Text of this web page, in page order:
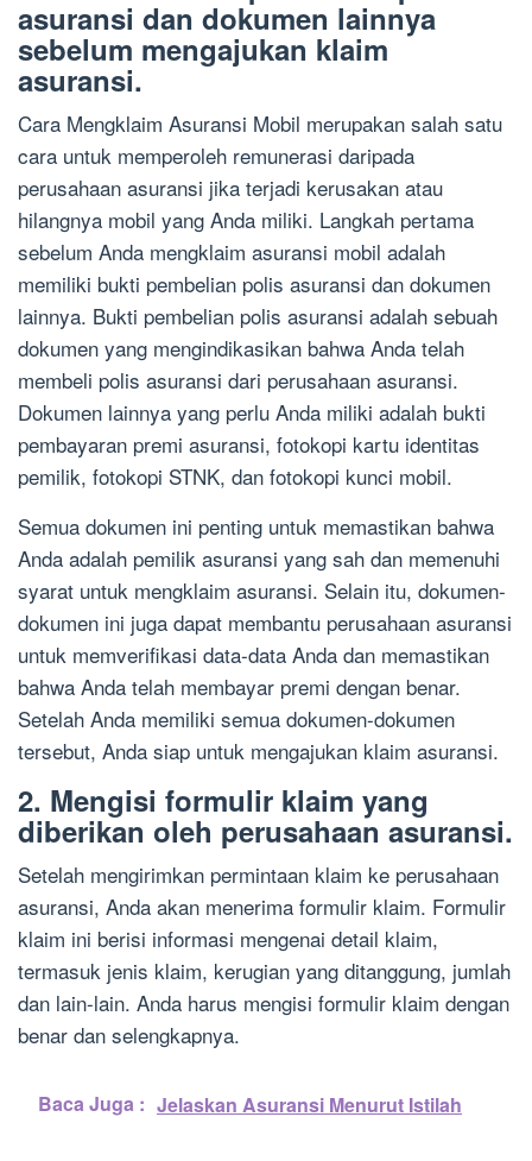
asuransi dan dokumen lainnya
sebelum mengajukan klaim
asuransi.
Cara Mengklaim Asuransi Mobil merupakan salah satu
cara untuk memperoleh remunerasi daripada
perusahaan asuransi jika terjadi kerusakan atau
hilangnya mobil yang Anda miliki. Langkah pertama
sebelum Anda mengklaim asuransi mobil adalah
memiliki bukti pembelian polis asuransi dan dokumen
lainnya. Bukti pembelian polis asuransi adalah sebuah
dokumen yang mengindikasikan bahwa Anda telah
membeli polis asuransi dari perusahaan asuransi.
Dokumen lainnya yang perlu Anda miliki adalah bukti
pembayaran premi asuransi, fotokopi kartu identitas
pemilik, fotokopi STNK, dan fotokopi kunci mobil.
Semua dokumen ini penting untuk memastikan bahwa
Anda adalah pemilik asuransi yang sah dan memenuhi
syarat untuk mengklaim asuransi. Selain itu, dokumen-
dokumen ini juga dapat membantu perusahaan asuransi
untuk memverifikasi data-data Anda dan memastikan
bahwa Anda telah membayar premi dengan benar.
Setelah Anda memiliki semua dokumen-dokumen
tersebut, Anda siap untuk mengajukan klaim asuransi.
2. Mengisi formulir klaim yang
diberikan oleh perusahaan asuransi.
Setelah mengirimkan permintaan klaim ke perusahaan
asuransi, Anda akan menerima formulir klaim. Formulir
klaim ini berisi informasi mengenai detail klaim,
termasuk jenis klaim, kerugian yang ditanggung, jumlah
dan lain-lain. Anda harus mengisi formulir klaim dengan
benar dan selengkapnya.
Baca Juga : Jelaskan Asuransi Menurut Istilah